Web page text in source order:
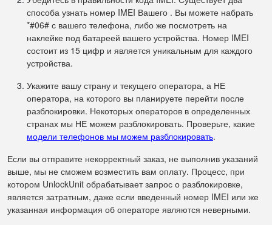
способа узнать номер IMEI Вашего . Вы можете набрать
*#06# с вашего телефона, либо же посмотреть на
наклейке под батареей вашего устройства. Номер IMEI
состоит из 15 цифр и является уникальным для каждого
устройства.
Укажите вашу страну и текущего оператора, а НЕ
оператора, на которого вы планируете перейти после
разблокировки. Некоторых операторов в определенных
странах мы НЕ можем разблокировать. Проверьте, какие
модели телефонов мы можем разблокировать.
Если вы отправите некорректный заказ, не выполнив указаний
выше, мы не сможем возместить вам оплату. Процесс, при
котором UnlockUnit обрабатывает запрос о разблокировке,
является затратным, даже если введенный номер IMEI или же
указанная информация об операторе являются неверными.